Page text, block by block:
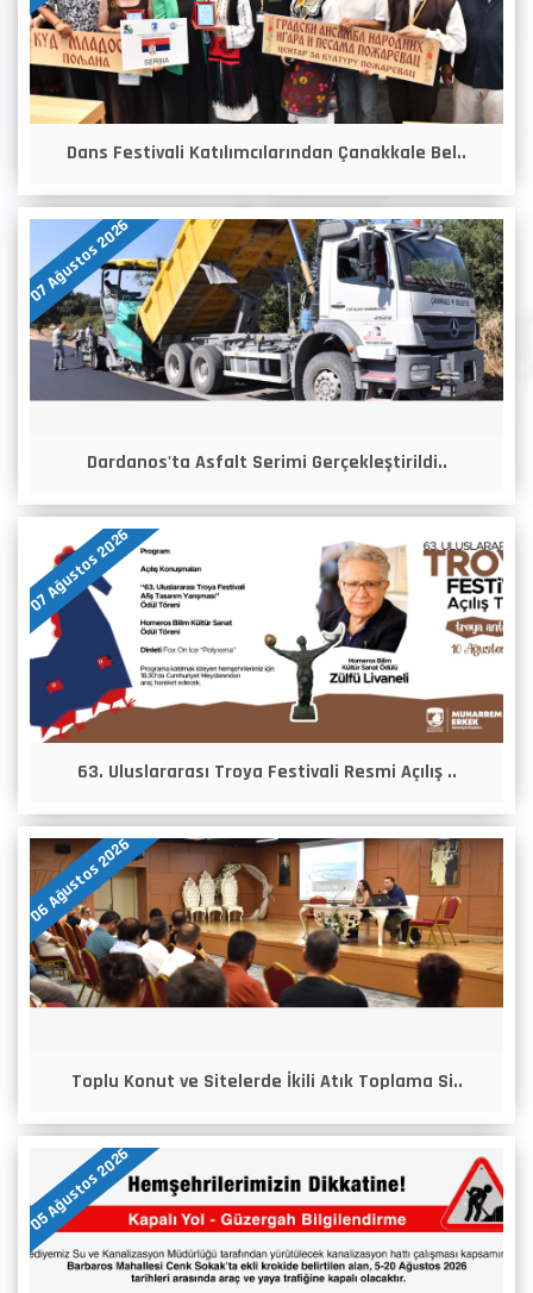
Dans Festivali Katılımcılarından Çanakkale Bel..
07 Ağustos 2026
Dardanos'ta Asfalt Serimi Gerçekleştirildi..
07 Ağustos 2026
63. Uluslararası Troya Festivali Resmi Açılış ..
06 Ağustos 2026
Toplu Konut ve Sitelerde İkili Atık Toplama Si..
05 Ağustos 2026